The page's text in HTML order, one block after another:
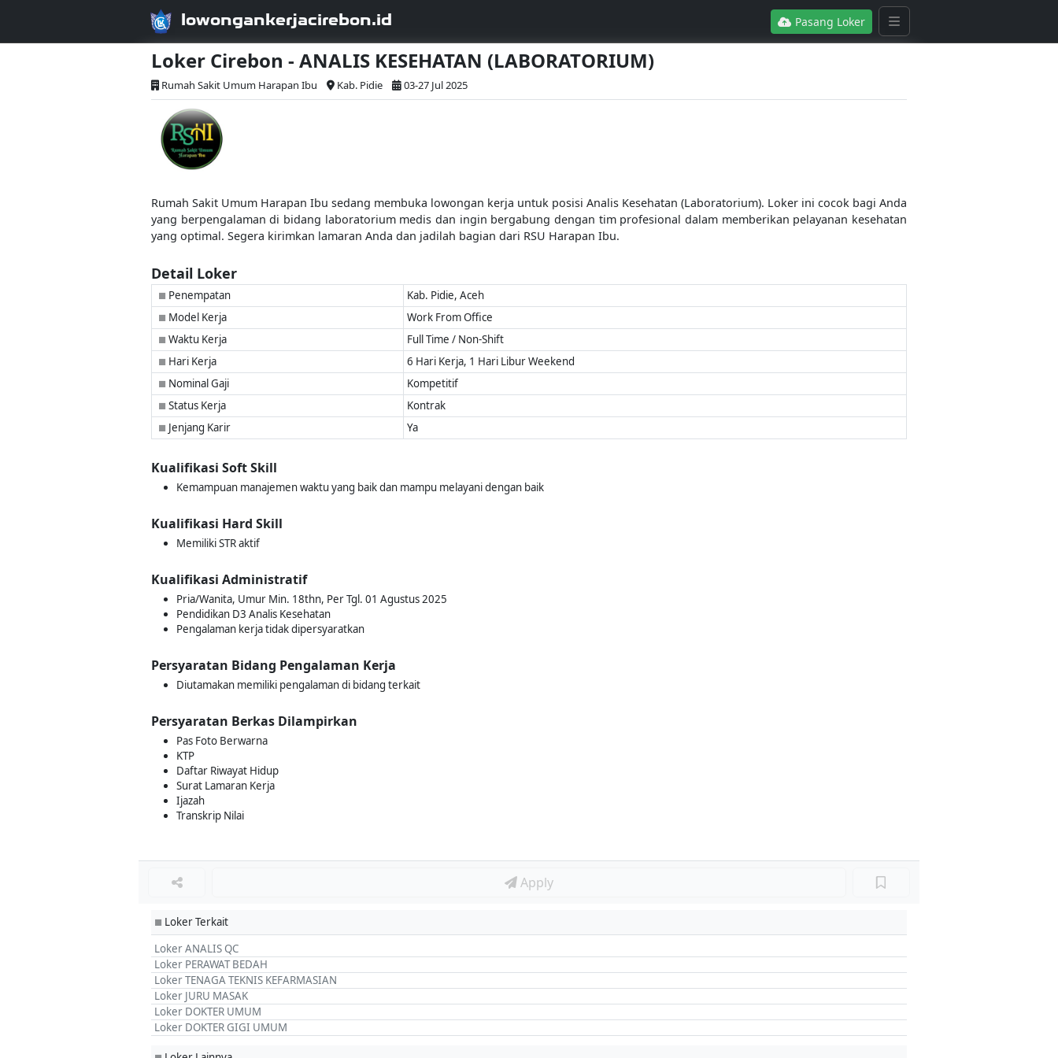
lowongankerjacirebon.id Pasang Loker
Loker Cirebon - ANALIS KESEHATAN (LABORATORIUM)
Rumah Sakit Umum Harapan Ibu Kab. Pidie 03-27 Jul 2025
Rumah Sakit Umum Harapan Ibu sedang membuka lowongan kerja untuk posisi Analis Kesehatan (Laboratorium). Loker ini cocok bagi Anda
yang berpengalaman di bidang laboratorium medis dan ingin bergabung dengan tim profesional dalam memberikan pelayanan kesehatan
yang optimal. Segera kirimkan lamaran Anda dan jadilah bagian dari RSU Harapan Ibu.
Detail Loker
■ Penempatan Kab. Pidie, Aceh
■ Model Kerja Work From Office
■ Waktu Kerja Full Time / Non-Shift
■ Hari Kerja 6 Hari Kerja, 1 Hari Libur Weekend
■ Nominal Gaji Kompetitif
■ Status Kerja Kontrak
■ Jenjang Karir Ya
Kualifikasi Soft Skill
Kemampuan manajemen waktu yang baik dan mampu melayani dengan baik
Kualifikasi Hard Skill
Memiliki STR aktif
Kualifikasi Administratif
Pria/Wanita, Umur Min. 18thn, Per Tgl. 01 Agustus 2025
Pendidikan D3 Analis Kesehatan
Pengalaman kerja tidak dipersyaratkan
Persyaratan Bidang Pengalaman Kerja
Diutamakan memiliki pengalaman di bidang terkait
Persyaratan Berkas Dilampirkan
Pas Foto Berwarna
KTP
Daftar Riwayat Hidup
Surat Lamaran Kerja
Ijazah
Transkrip Nilai
Apply
■ Loker Terkait
Loker ANALIS QC
Loker PERAWAT BEDAH
Loker TENAGA TEKNIS KEFARMASIAN
Loker JURU MASAK
Loker DOKTER UMUM
Loker DOKTER GIGI UMUM